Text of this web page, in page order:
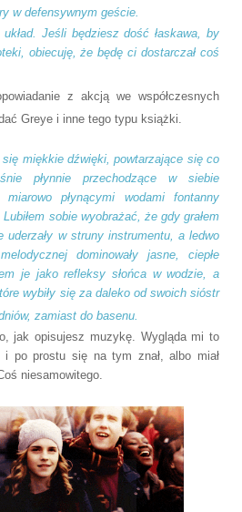
w defensywnym geście.
Jeśli będziesz dość łaskawa, by
obiecuję, że będę ci dostarczał coś
z akcją we współczesnych
Greye i inne tego typu książki.
się miękkie dźwięki, powtarzające się co
płynnie przechodzące w siebie
płynącymi wodami fontanny
sobie wyobrażać, że gdy grałem
uderzały w struny instrumentu, a ledwo
dominowały jasne, ciepłe
je jako refleksy słońca w wodzie, a
wybiły się za daleko od swoich sióstr
zamiast do basenu.
jak opisujesz muzykę. Wygląda mi to
po prostu się na tym znał, albo miał
niesamowitego.